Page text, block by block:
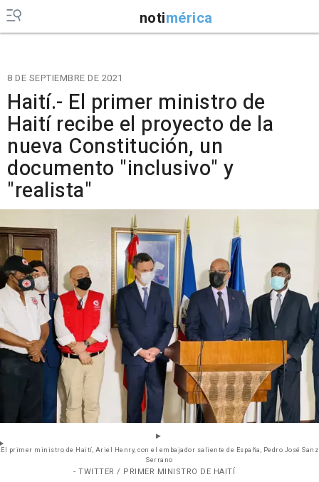
notimérica
8 DE SEPTIEMBRE DE 2021
Haití.- El primer ministro de
Haití recibe el proyecto de la
nueva Constitución, un
documento "inclusivo" y
"realista"
El primer ministro de Haití, Ariel Henry, con el embajador saliente de España, Pedro José Sanz
Serrano
- TWITTER / PRIMER MINISTRO DE HAITÍ